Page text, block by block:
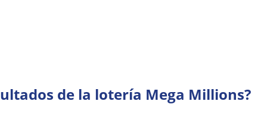
de la lotería Mega Millions?